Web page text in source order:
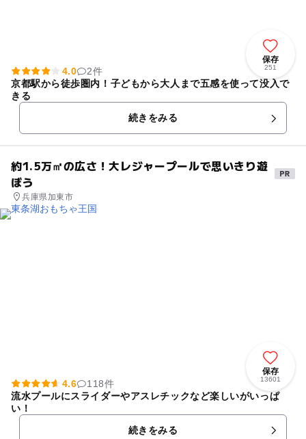
保存
251
4.0
2件
京都駅から徒歩圏内！子どもから大人まで五感を使って没入で
きる
続きをみる
約1.5万㎡の広さ！大レジャープールで思いきり遊
ぼう
兵庫県加東市
保存
13601
4.6
118件
流水プールにスライダーやアスレチックなど楽しいがいっぱ
い！
続きをみる